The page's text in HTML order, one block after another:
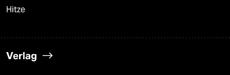
Hitze
Verlag